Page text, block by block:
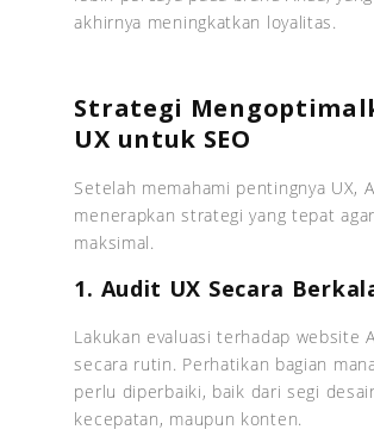
akhirnya meningkatkan loyalitas.
Strategi
UX untuk SEO
Setelah memahami pentingnya UX,
menerapkan strategi yang tepat
maksimal.
1. Audit UX Secara
Lakukan evaluasi terhadap website
secara rutin. Perhatikan bagian
perlu diperbaiki, baik dari segi
kecepatan, maupun konten.